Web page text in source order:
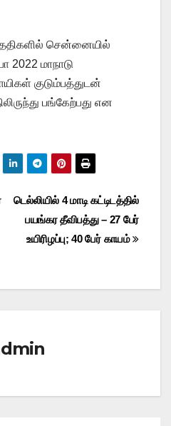
சென்னையில்
2022 மாநாடு
குடும்பத்துடன்
பங்கேற்பது என
டெல்லியில் 4 மாடி கட்டிடத்தில்
பயங்கர தீவிபத்து – 27 பேர்
உயிரிழப்பு; 40 பேர் காயம்